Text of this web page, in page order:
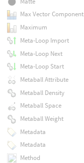
Max Vector Component
Maximum
Meta-Loop Import
Meta-Loop Next
Meta-Loop Start
Metaball Attribute
Metaball Density
Metaball Space
Metaball Weight
Metadata
Metadata
Method